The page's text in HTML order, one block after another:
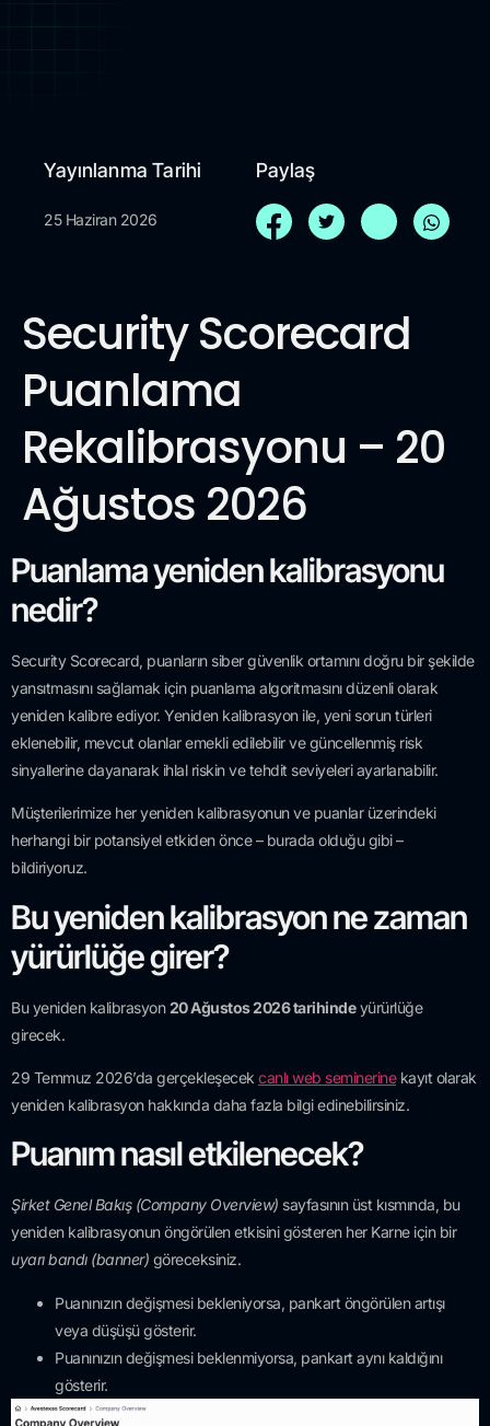
Yayınlanma Tarihi
25 Haziran 2026
Paylaş
Security Scorecard
Puanlama
Rekalibrasyonu – 20
Ağustos 2026
Puanlama yeniden kalibrasyonu
nedir?
Security Scorecard, puanların siber güvenlik ortamını doğru bir şekilde
yansıtmasını sağlamak için puanlama algoritmasını düzenli olarak
yeniden kalibre ediyor. Yeniden kalibrasyon ile, yeni sorun türleri
eklenebilir, mevcut olanlar emekli edilebilir ve güncellenmiş risk
sinyallerine dayanarak ihlal riskin ve tehdit seviyeleri ayarlanabilir.
Müşterilerimize her yeniden kalibrasyonun ve puanlar üzerindeki
herhangi bir potansiyel etkiden önce – burada olduğu gibi –
bildiriyoruz.
Bu yeniden kalibrasyon ne zaman
yürürlüğe girer?
Bu yeniden kalibrasyon20 Ağustos 2026 tarihindeyürürlüğe
girecek.
29 Temmuz 2026’da gerçekleşecek canlı web seminerinekayıt olarak
yeniden kalibrasyon hakkında daha fazla bilgi edinebilirsiniz.
Puanım nasıl etkilenecek?
Şirket Genel Bakış (Company Overview) sayfasının üst kısmında, bu
yeniden kalibrasyonun öngörülen etkisini gösteren her Karne için bir
uyarı bandı (banner) göreceksiniz.
Puanınızın değişmesi bekleniyorsa, pankart öngörülen artışı
veya düşüşü gösterir.
Puanınızın değişmesi beklenmiyorsa, pankart aynı kaldığını
gösterir.